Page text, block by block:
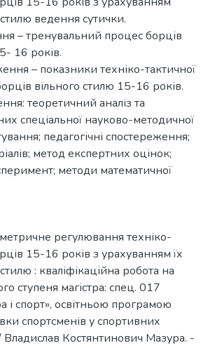
ведення сутички.
– тренувальний процес борців
16 років.
– показники техніко-тактичної
вільного стилю 15-16 років.
теоретичний аналіз та
спеціальної науково-методичної
педагогічні спостереження;
метод експертних оцінок;
методи математичної
регулювання техніко-
15-16 років з урахуванням їх
: кваліфікаційна робота на
ступеня магістра: спец. 017
і спорт», освітньою програмою
спортсменів у спортивних
Владислав Костянтинович Мазура. -